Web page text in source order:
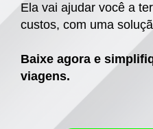
Ela vai ajudar você a
custos, com uma
Baixe agora e
viagens.